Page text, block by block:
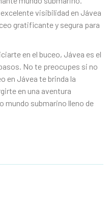
visibilidad en Jávea
gratificante y segura para
en el buceo, Jávea es el
No te preocupes si no
en Jávea te brinda la
en una aventura
mundo submarino lleno de